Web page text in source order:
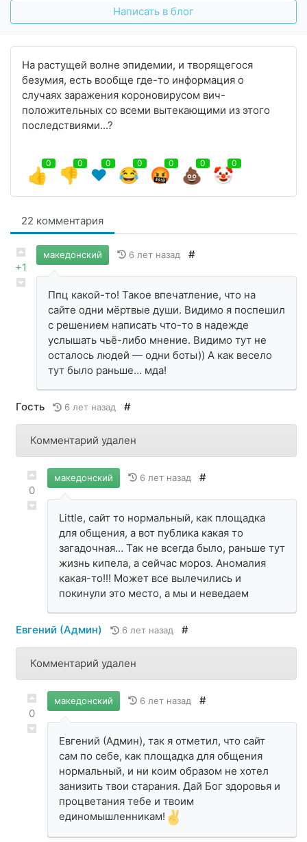
На растущей волне эпидемии, и творящегося
безумия, есть вообще где-то информация о
случаях заражения короновирусом вич-
положительных со всеми вытекающими из этого
последствиями...?
👍
0
👎
0
❤️
0
😂
0
🤬
0
💩
0
🤡
0
22 комментария
+1
македонский 6 лет назад #
Ппц какой-то! Такое впечатление, что на
сайте одни мёртвые души. Видимо я поспешил
с решением написать что-то в надежде
услышать чьё-либо мнение. Видимо тут не
осталось людей — одни боты)) А как весело
тут было раньше… мда!
Гость 6 лет назад #
Комментарий удален
0
македонский 6 лет назад #
Little, сайт то нормальный, как площадка
для общения, а вот публика какая то
загадочная… Так не всегда было, раньше тут
жизнь кипела, а сейчас мороз. Аномалия
какая-то!!! Может все вылечились и
покинули это место, а мы и неведаем
Евгений (Админ) 6 лет назад #
Комментарий удален
0
македонский 6 лет назад #
Евгений (Админ), так я отметил, что сайт
сам по себе, как площадка для общения
нормальный, и ни коим образом не хотел
занизить твои старания. Дай Бог здоровья и
процветания тебе и твоим
единомышленникам!
Написать в блог